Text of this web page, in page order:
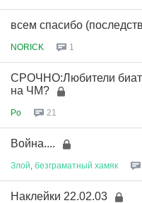
всем спасибо
NORICK 1
СРОЧНО:Любители
на ЧМ?
Po 21
Война....
Злой безграматный хамяк
Наклейки 22.02.03